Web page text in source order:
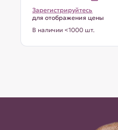
Зарегистрируйтесь
для отображения цены
В наличии <1000 шт.